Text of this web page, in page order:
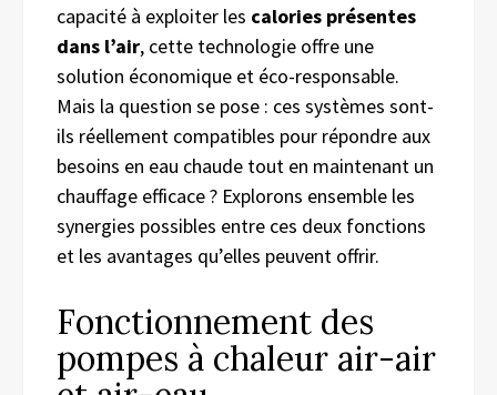
capacité à exploiter les calories présentes
dans l’air, cette technologie offre une
solution économique et éco-responsable.
Mais la question se pose : ces systèmes sont-
ils réellement compatibles pour répondre aux
besoins en eau chaude tout en maintenant un
chauffage efficace ? Explorons ensemble les
synergies possibles entre ces deux fonctions
et les avantages qu’elles peuvent offrir.
Fonctionnement des
pompes à chaleur air-air